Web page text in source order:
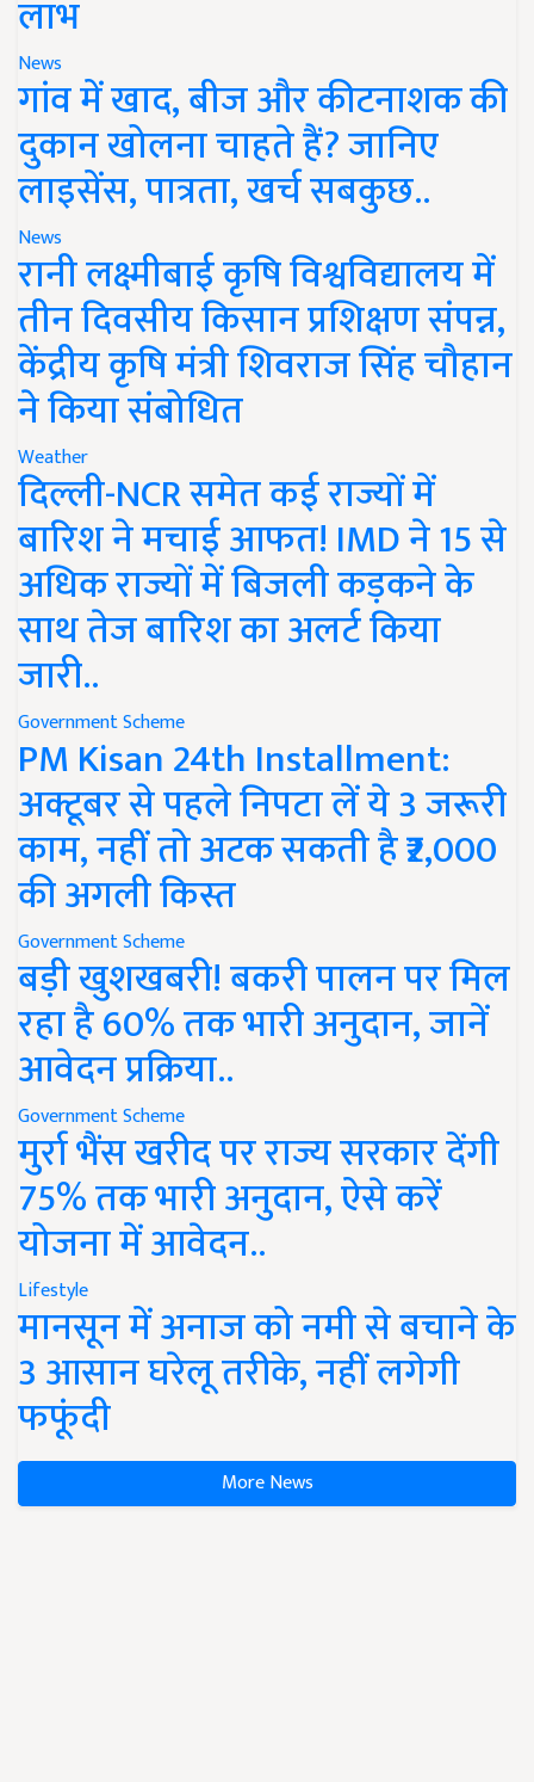
लाभ
News
गांव में खाद, बीज और कीटनाशक की
दुकान खोलना चाहते हैं? जानिए
लाइसेंस, पात्रता, खर्च सबकुछ..
News
रानी लक्ष्मीबाई कृषि विश्वविद्यालय में
तीन दिवसीय किसान प्रशिक्षण संपन्न,
केंद्रीय कृषि मंत्री शिवराज सिंह चौहान
ने किया संबोधित
Weather
दिल्ली-NCR समेत कई राज्यों में
बारिश ने मचाई आफत! IMD ने 15 से
अधिक राज्यों में बिजली कड़कने के
साथ तेज बारिश का अलर्ट किया
जारी..
Government Scheme
PM Kisan 24th Installment:
अक्टूबर से पहले निपटा लें ये 3 जरूरी
काम, नहीं तो अटक सकती है ₹2,000
की अगली किस्त
Government Scheme
बड़ी खुशखबरी! बकरी पालन पर मिल
रहा है 60% तक भारी अनुदान, जानें
आवेदन प्रक्रिया..
Government Scheme
मुर्रा भैंस खरीद पर राज्य सरकार देंगी
75% तक भारी अनुदान, ऐसे करें
योजना में आवेदन..
Lifestyle
मानसून में अनाज को नमी से बचाने के
3 आसान घरेलू तरीके, नहीं लगेगी
फफूंदी
More News